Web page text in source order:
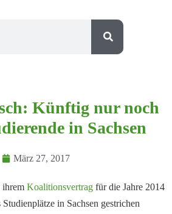
Künftig nur noch
in Sachsen
März 27, 2017
ihrem Koalitionsvertrag für die Jahre 2014
in Sachsen gestrichen